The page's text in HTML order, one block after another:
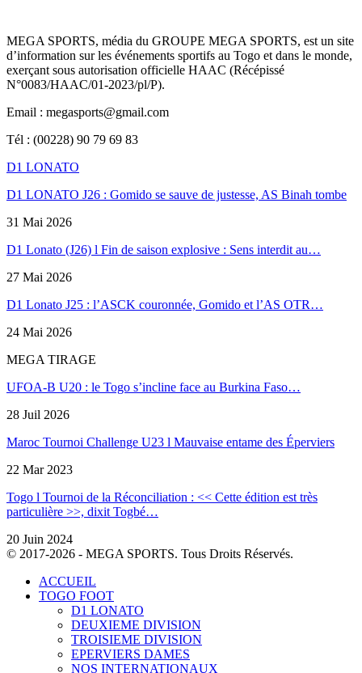
MEGA SPORTS, média du GROUPE MEGA SPORTS, est un site
d’information sur les événements sportifs au Togo et dans le monde,
exerçant sous autorisation officielle HAAC (Récépissé
N°0083/HAAC/01-2023/pl/P).
Email : megasports@gmail.com
Tél : (00228) 90 79 69 83
D1 LONATO
D1 LONATO J26 : Gomido se sauve de justesse, AS Binah tombe
31 Mai 2026
D1 Lonato (J26) l Fin de saison explosive : Sens interdit au…
27 Mai 2026
D1 Lonato J25 : l’ASCK couronnée, Gomido et l’AS OTR…
24 Mai 2026
MEGA TIRAGE
UFOA-B U20 : le Togo s’incline face au Burkina Faso…
28 Juil 2026
Maroc Tournoi Challenge U23 l Mauvaise entame des Éperviers
22 Mar 2023
Togo l Tournoi de la Réconciliation : << Cette édition est très
particulière >>, dixit Togbé…
20 Juin 2024
© 2017-2026 - MEGA SPORTS. Tous Droits Réservés.
ACCUEIL
TOGO FOOT
D1 LONATO
DEUXIEME DIVISION
TROISIEME DIVISION
EPERVIERS DAMES
NOS INTERNATIONAUX